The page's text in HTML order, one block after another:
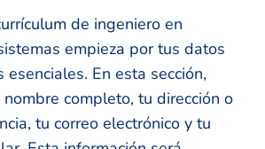
de ingeniero en
empieza por tus datos
esenciales. En esta sección,
completo, tu dirección o
tu correo electrónico y tu